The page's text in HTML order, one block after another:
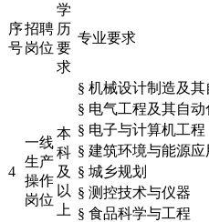
序
号
招聘
岗位
学
历
要
求
专业要求
4
一线
生产
操作
岗位
本
科
及
以
上
§ 机械设计制造及
§ 电气工程及其自动
§ 电子与计算机工程
§ 建筑环境与能源应
§ 城乡规划
§ 测控技术与仪器
§ 食品科学与工程